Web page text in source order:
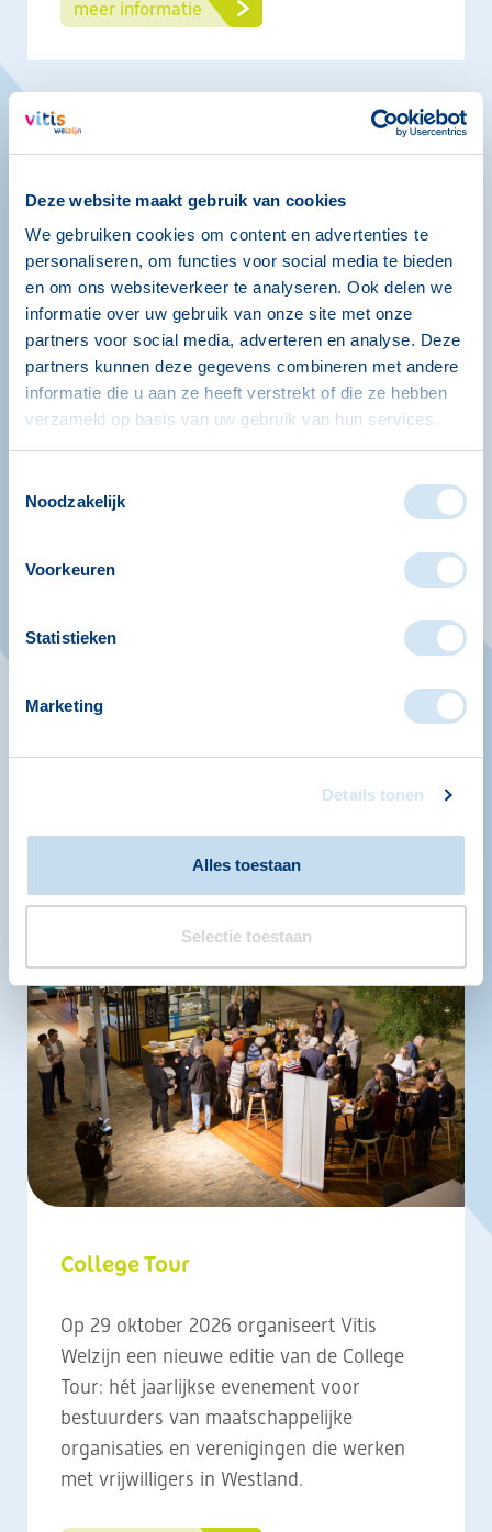
Deze website maakt gebruik van cookies
We gebruiken cookies om content en advertenties te
personaliseren, om functies voor social media te bieden
en om ons websiteverkeer te analyseren. Ook delen we
informatie over uw gebruik van onze site met onze
partners voor social media, adverteren en analyse. Deze
partners kunnen deze gegevens combineren met andere
informatie die u aan ze heeft verstrekt of die ze hebben
verzameld op basis van uw gebruik van hun services.
Noodzakelijk
Voorkeuren
Statistieken
Marketing
Details tonen
Alles toestaan
Selectie toestaan
meer informatie
Moment van tijd: open
ontmoeten, met elkaar in gesprek te gaan
en ervaringen te delen. Wat doet het met
iemand om geheugenklachten te hebben?
Iedereen met geheugenklachten, hun
harte welkom om binnen te lopen tijdens
meer informatie
College Tour
Op 29 oktober 2026 organiseert Vitis
Welzijn een nieuwe editie van de College
Tour: hét jaarlijkse evenement voor
bestuurders van maatschappelijke
organisaties en verenigingen die werken
met vrijwilligers in Westland.